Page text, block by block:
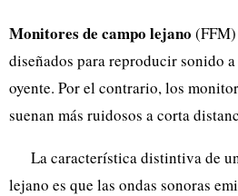
Monitores de campo lejano (FFM)
diseñados para reproducir sonido
oyente. Por el contrario, los
suenan más ruidosos a corta
La característica distintiva de
lejano es que las ondas sonoras